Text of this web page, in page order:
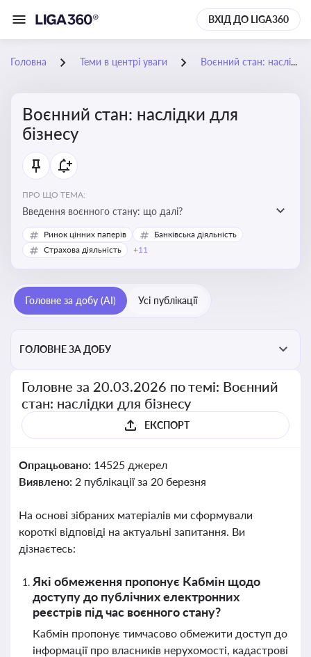
ВХІД ДО LIGA360
Головна Теми в центрі уваги Воєнний стан: наслідки для бізнесу
Воєнний стан: наслідки для
бізнесу
ПРО ЩО ТЕМА:
Введення воєнного стану: що далі?
Ринок цінних паперів
Банківська діяльність
Страхова діяльність
+11
Головне за добу (AI) Усі публікації
ГОЛОВНЕ ЗА ДОБУ
Головне за 20.03.2026 по темі: Воєнний
стан: наслідки для бізнесу
ЕКСПОРТ
Опрацьовано: 14525 джерел
Виявлено: 2 публікації за 20 березня
На основі зібраних матеріалів ми сформували
короткі відповіді на актуальні запитання. Ви
дізнаєтесь:
Які обмеження пропонує Кабмін щодо
доступу до публічних електронних
реєстрів під час воєнного стану?
Кабмін пропонує тимчасово обмежити доступ до
інформації про власників нерухомості, кадастрові